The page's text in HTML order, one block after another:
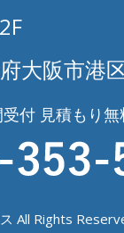
2F
大阪市港
付 見積もり無
All Rights